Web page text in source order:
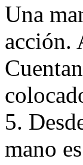
Una
acción.
5.
mano